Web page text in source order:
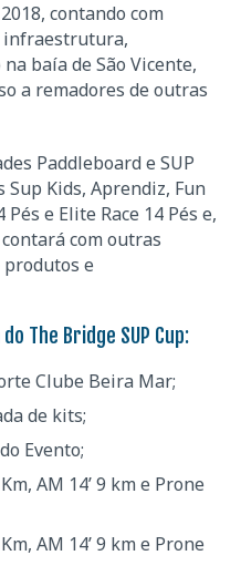
contando com
infraestrutura,
baía de São Vicente,
a remadores de outras
Paddleboard e SUP
Sup Kids, Aprendiz, Fun
Pés e Elite Race 14 Pés e,
com outras
produtos e
The Bridge SUP Cup:
Clube Beira Mar;
de kits;
Evento;
AM 14’ 9 km e Prone
AM 14’ 9 km e Prone